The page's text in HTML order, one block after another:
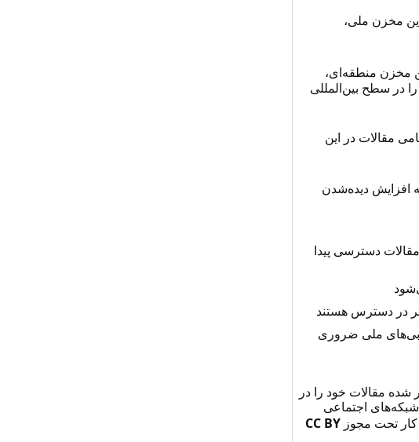
مخزن ملی،
مخزن منطقه‌ای،
در سطح بین‌المللی
مقالات در این
افزایش دیده‌شدن
دسترسی پیدا
در دسترس هستند
ملی ضروری
شده مقالات خود را در
اجتماعی
کار تحت مجوز CC BY